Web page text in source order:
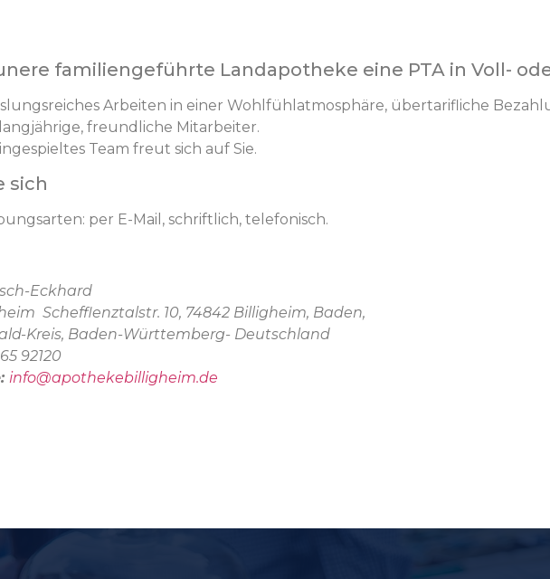
familiengeführte Landapotheke eine PTA in Voll-
Arbeiten in einer Wohlfühlatmosphäre, übertarifliche
freundliche Mitarbeiter.
Team freut sich auf Sie.
sich
per E-Mail, schriftlich, telefonisch.
Eckhard
Schefflenztalstr. 10, 74842 Billigheim, Baden,
Kreis, Baden-Württemberg- Deutschland
92120
info@apothekebilligheim.de